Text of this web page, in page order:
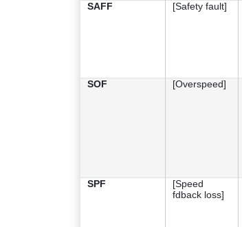
SAFF [Safety fault]
SOF [Overspeed]
SPF
[Speed
fdback loss]